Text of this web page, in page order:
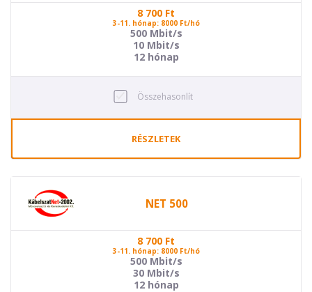
8 700 Ft
3-11. hónap: 8000 Ft/hó
500 Mbit/s
10 Mbit/s
12 hónap
Összehasonlít
RÉSZLETEK
NET 500
8 700 Ft
3-11. hónap: 8000 Ft/hó
500 Mbit/s
30 Mbit/s
12 hónap